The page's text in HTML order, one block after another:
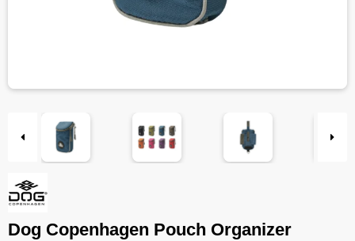
Dog Copenhagen Pouch Organizer